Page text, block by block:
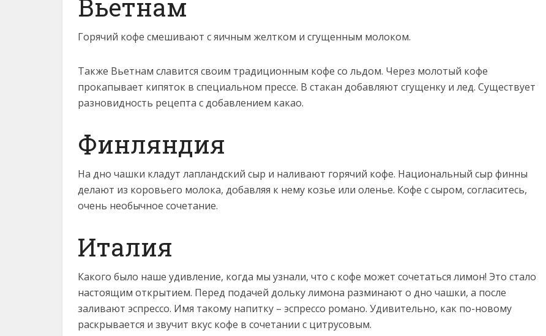
Вьетнам
Горячий кофе смешивают с яичным желтком и сгущенным молоком.
Также Вьетнам славится своим традиционным кофе со льдом. Через молотый кофе
прокапывает кипяток в специальном прессе. В стакан добавляют сгущенку и лед. Существует
разновидность рецепта с добавлением какао.
Финляндия
На дно чашки кладут лапландский сыр и наливают горячий кофе. Национальный сыр финны
делают из коровьего молока, добавляя к нему козье или оленье. Кофе с сыром, согласитесь,
очень необычное сочетание.
Италия
Какого было наше удивление, когда мы узнали, что с кофе может сочетаться лимон! Это стало
настоящим открытием. Перед подачей дольку лимона разминают о дно чашки, а после
заливают эспрессо. Имя такому напитку – эспрессо романо. Удивительно, как по-новому
раскрывается и звучит вкус кофе в сочетании с цитрусовым.